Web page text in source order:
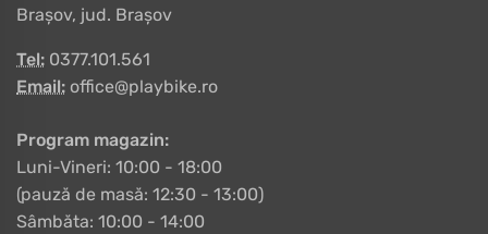
Brașov, jud. Brașov
Tel: 0377.101.561
Email: office@playbike.ro
Program magazin:
Luni-Vineri: 10:00 - 18:00
(pauză de masă: 12:30 - 13:00)
Sâmbăta: 10:00 - 14:00